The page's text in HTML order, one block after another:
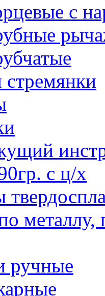
с
с ц/х
ручные